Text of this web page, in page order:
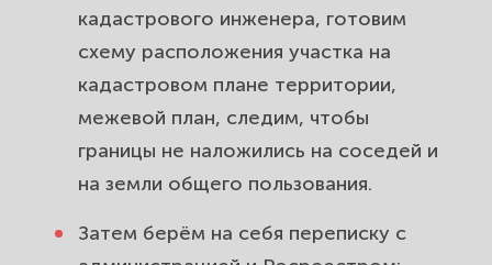
кадастрового инженера, готовим
схему расположения участка на
кадастровом плане территории,
межевой план, следим, чтобы
границы не наложились на соседей и
на земли общего пользования.
Затем берём на себя переписку с